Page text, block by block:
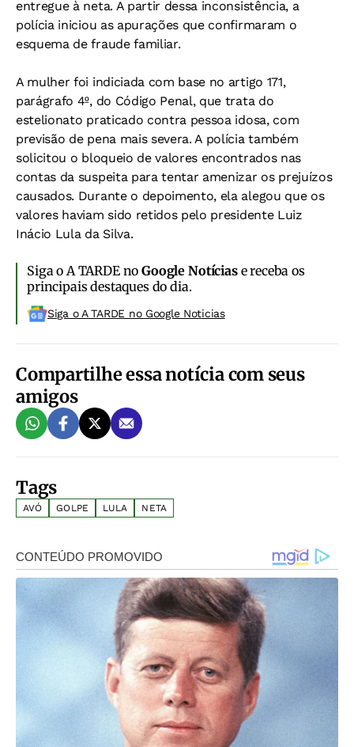
entregue à neta. A partir dessa inconsistência, a
polícia iniciou as apurações que confirmaram o
esquema de fraude familiar.
A mulher foi indiciada com base no artigo 171,
parágrafo 4º, do Código Penal, que trata do
estelionato praticado contra pessoa idosa, com
previsão de pena mais severa. A polícia também
solicitou o bloqueio de valores encontrados nas
contas da suspeita para tentar amenizar os prejuízos
causados. Durante o depoimento, ela alegou que os
valores haviam sido retidos pelo presidente Luiz
Inácio Lula da Silva.
Siga o A TARDE noGoogle Notíciase receba os
principais destaques do dia.
Siga o A TARDE no Google Noticias
Compartilhe essa notícia com seus
amigos
Tags
AVÓ GOLPE LULA NETA